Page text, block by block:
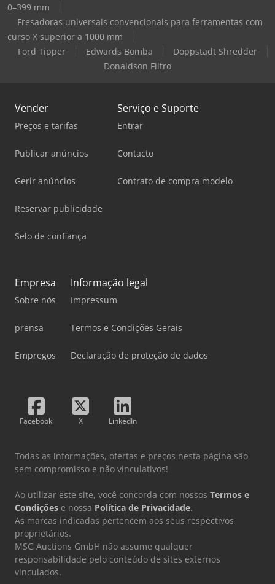
0–399 mm
Fresadoras universais convencionais para ferramentas com
curso X superior a 1000 mm
Ford Tipper
Edwards Bomba
Doppstadt Shredder
Donaldson Filtro
Vender
Preços e tarifas
Publicar anúncios
Gerir anúncios
Reservar publicidade
Selo de confiança
Serviço e Suporte
Entrar
Contacto
Contrato de compra modelo
Empresa
Sobre nós
prensa
Empregos
Informação legal
Impressum
Termos e Condições Gerais
Declaração de proteção de dados
Facebook X LinkedIn
Todas as informações, ofertas e preços nesta página são
sem compromisso e não vinculativos!
Ao utilizar este site, você concorda com nossos Termos e
Condições e nossa Política de Privacidade.
As marcas indicadas pertencem aos seus respectivos
proprietários.
MSG Auctions GmbH não assume qualquer
responsabilidade pelo conteúdo de sites externos
vinculados.